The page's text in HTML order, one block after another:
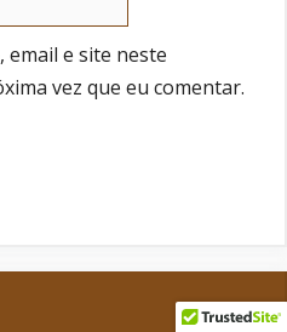
email e site neste
vez que eu comentar.